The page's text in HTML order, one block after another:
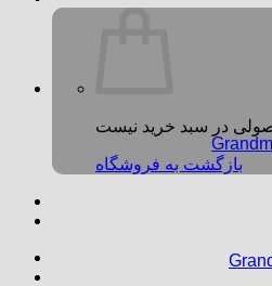
بازگشت به فروشگاه